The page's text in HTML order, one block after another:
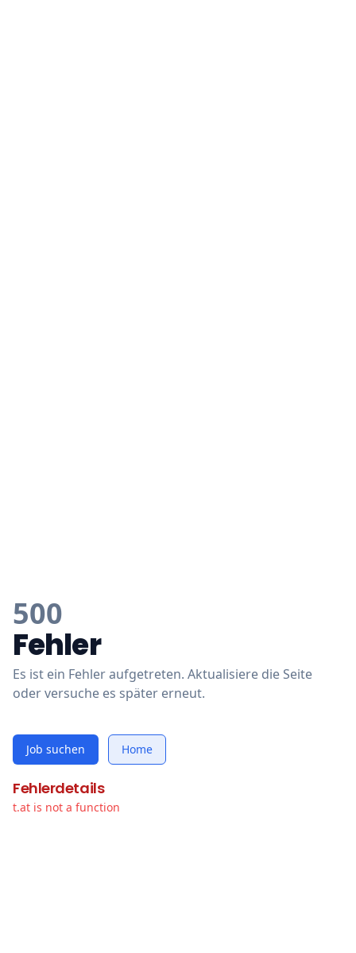
500
Fehler
Es ist ein Fehler aufgetreten. Aktualisiere die Seite
oder versuche es später erneut.
Job suchen Home
Fehlerdetails
t.at is not a function